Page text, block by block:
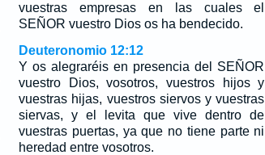
vuestras empresas en las cuales el
SEÑOR vuestro Dios os ha bendecido.
Deuteronomio 12:12
Y os alegraréis en presencia del SEÑOR
vuestro Dios, vosotros, vuestros hijos y
vuestras hijas, vuestros siervos y vuestras
siervas, y el levita que vive dentro de
vuestras puertas, ya que no tiene parte ni
heredad entre vosotros.